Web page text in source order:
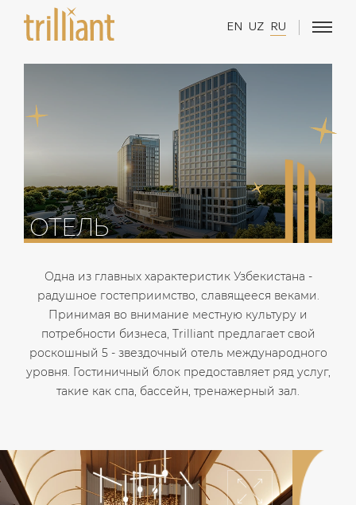
EN UZ RU
ОТЕЛЬ
Одна из главных характеристик Узбекистана -
радушное гостеприимство, славящееся веками.
Принимая во внимание местную культуру и
потребности бизнеса, Trilliant предлагает свой
роскошный 5 - звездочный отель международного
уровня. Гостиничный блок предоставляет ряд услуг,
такие как спа, бассейн, тренажерный зал.